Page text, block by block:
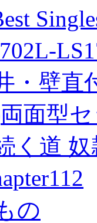
・壁直
面型セ
く道
の